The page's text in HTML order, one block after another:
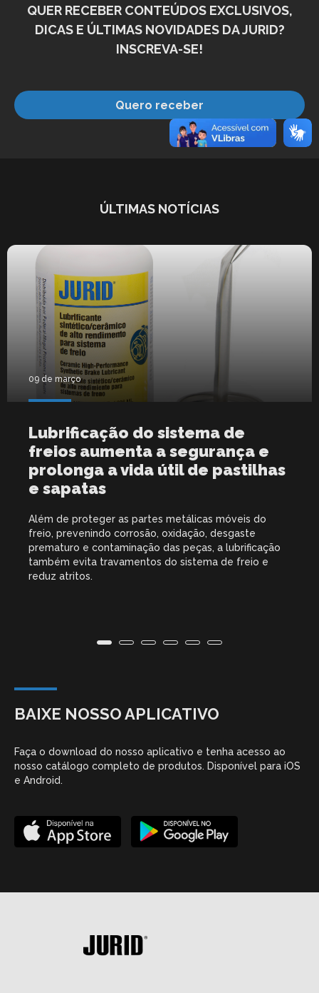
QUER RECEBER CONTEÚDOS EXCLUSIVOS,
DICAS E ÚLTIMAS NOVIDADES DA JURID?
INSCREVA-SE!
Quero receber
ÚLTIMAS NOTÍCIAS
09 de março
Lubrificação do sistema de
freios aumenta a segurança e
prolonga a vida útil de pastilhas
e sapatas
Além de proteger as partes metálicas móveis do
freio, prevenindo corrosão, oxidação, desgaste
prematuro e contaminação das peças, a lubrificação
também evita travamentos do sistema de freio e
reduz atritos.
BAIXE NOSSO APLICATIVO
Faça o download do nosso aplicativo e tenha acesso ao
nosso catálogo completo de produtos. Disponível para iOS
e Android.